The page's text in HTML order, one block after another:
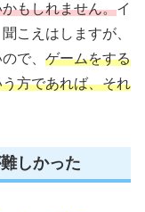
もしれません。イ
こえはしますが、
で、 ゲームをする
方であれば、それ
しかった